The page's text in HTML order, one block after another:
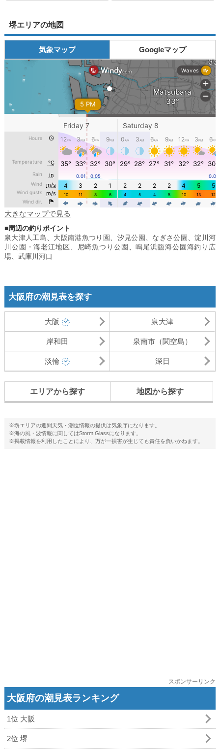
堺エリアの地図
気象マップ Googleマップ
大きなマップで見る
■周辺の釣りポイント
泉大津人工島
大阪南港魚つり園 汐見公園 なぎさ公園 、淀川河
川公園・海老江地区
尼崎魚つり公園 、鳴尾浜臨海公園海釣り広
場、 武庫川河口
大阪府の潮見表を探す
大阪 泉大津
岸和田 泉南市（関空島）
淡輪 深日
エリアから探す 地図から探す
※堺エリアの週間天気・潮位情報の提供は気象庁になります。
※海の風・波情報に関してはStorm Glassになります。
※掲載情報を利用したことにより、万が一損害が生じても責任を負いかねます。
スポンサーリンク
大阪府の潮見表ランキング
1位 大阪
2位 堺